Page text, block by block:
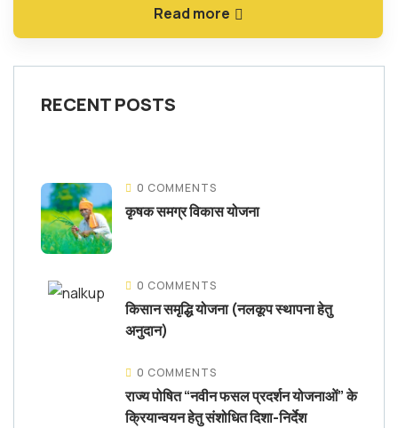
Read more
RECENT POSTS
0 COMMENTS
कृषक समग्र विकास योजना
0 COMMENTS
किसान समृद्धि योजना (नलकूप स्थापना हेतु
अनुदान)
0 COMMENTS
राज्य पोषित “नवीन फसल प्रदर्शन योजनाओं” के
क्रियान्वयन हेतु संशोधित दिशा-निर्देश